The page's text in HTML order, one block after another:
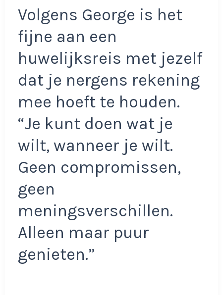
Volgens George is het
fijne aan een
huwelijksreis met jezelf
dat je nergens rekening
mee hoeft te houden.
“Je kunt doen wat je
wilt, wanneer je wilt.
Geen compromissen,
geen
meningsverschillen.
Alleen maar puur
genieten.”